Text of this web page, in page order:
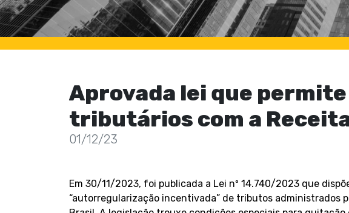
Aprovada lei que
tributários com a
01/12/23
Em 30/11/2023, foi publicada a Lei nº 14.740/2023 que
“autorregularização incentivada” de tributos administrados